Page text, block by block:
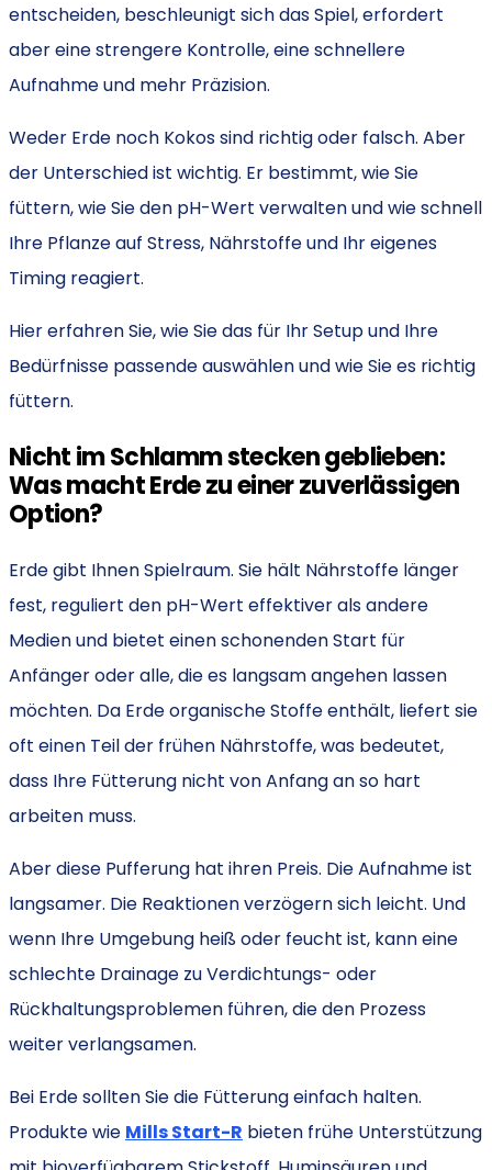
entscheiden, beschleunigt sich das Spiel, erfordert
aber eine strengere Kontrolle, eine schnellere
Aufnahme und mehr Präzision.
Weder Erde noch Kokos sind richtig oder falsch. Aber
der Unterschied ist wichtig. Er bestimmt, wie Sie
füttern, wie Sie den pH-Wert verwalten und wie schnell
Ihre Pflanze auf Stress, Nährstoffe und Ihr eigenes
Timing reagiert.
Hier erfahren Sie, wie Sie das für Ihr Setup und Ihre
Bedürfnisse passende auswählen und wie Sie es richtig
füttern.
Nicht im Schlamm stecken geblieben:
Was macht Erde zu einer zuverlässigen
Option?
Erde gibt Ihnen Spielraum. Sie hält Nährstoffe länger
fest, reguliert den pH-Wert effektiver als andere
Medien und bietet einen schonenden Start für
Anfänger oder alle, die es langsam angehen lassen
möchten. Da Erde organische Stoffe enthält, liefert sie
oft einen Teil der frühen Nährstoffe, was bedeutet,
dass Ihre Fütterung nicht von Anfang an so hart
arbeiten muss.
Aber diese Pufferung hat ihren Preis. Die Aufnahme ist
langsamer. Die Reaktionen verzögern sich leicht. Und
wenn Ihre Umgebung heiß oder feucht ist, kann eine
schlechte Drainage zu Verdichtungs- oder
Rückhaltungsproblemen führen, die den Prozess
weiter verlangsamen.
Bei Erde sollten Sie die Fütterung einfach halten.
Produkte wie Mills Start-R bieten frühe Unterstützung